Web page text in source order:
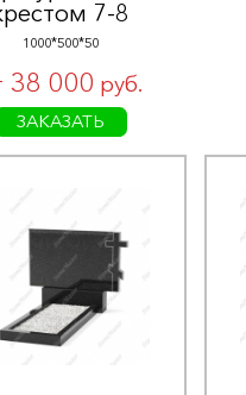
строителей, 20
19:00
567-0
В КАТАЛОГ
7-8
1000*500*50
38 000 руб.
ЗАКАЗАТЬ